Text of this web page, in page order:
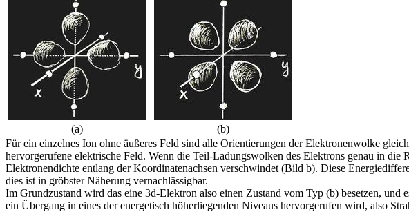
(a)
(b)
Für ein einzelnes Ion ohne äußeres Feld sind alle Orientierungen der Elektronenwolke
hervorgerufene elektrische Feld. Wenn die Teil-Ladungswolken des Elektrons genau in
Elektronendichte entlang der Koordinatenachsen verschwindet (Bild b). Diese
dies ist in gröbster Näherung vernachlässigbar.
Im Grundzustand wird das eine 3d-Elektron also einen Zustand vom Typ (b) besetzen,
ein Übergang in eines der energetisch höherliegenden Niveaus hervorgerufen wird, also